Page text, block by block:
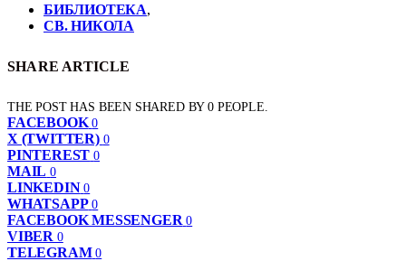
БИБЛИОТЕКА,
СВ. НИКОЛА
SHARE ARTICLE
THE POST HAS BEEN SHARED BY0 PEOPLE.
FACEBOOK 0
X (TWITTER) 0
PINTEREST 0
MAIL 0
LINKEDIN 0
WHATSAPP 0
FACEBOOK MESSENGER 0
VIBER 0
TELEGRAM 0